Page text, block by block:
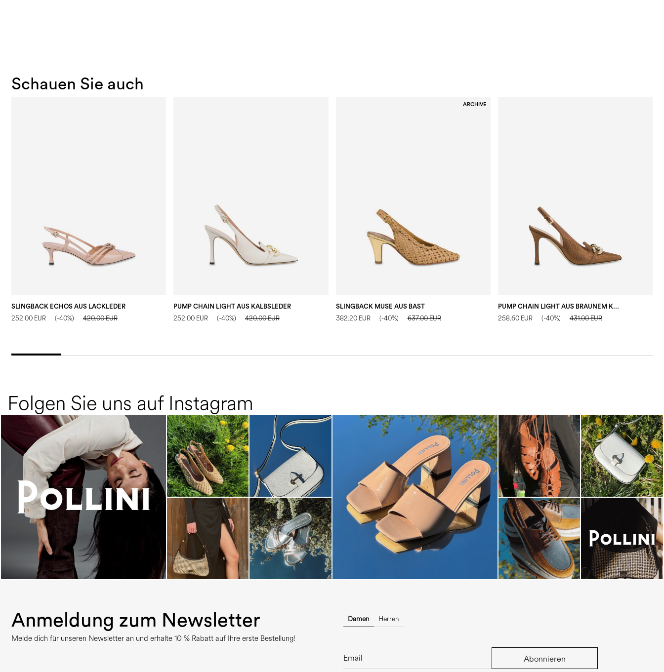
Schauen Sie auch
SLINGBACK ECHOS AUS LACKLEDER
252.00 EUR (-40%) 420.00 EUR
PUMP CHAIN LIGHT AUS KALBSLEDER
252.00 EUR (-40%) 420.00 EUR
ARCHIVE
SLINGBACK MUSE AUS BAST
382.20 EUR (-40%) 637.00 EUR
PUMP CHAIN LIGHT AUS BRAUNEM KALBSLEDER
258.60 EUR (-40%) 431.00 EUR
Folgen Sie uns auf Instagram
An ode to the house’s vibrant Italian roots, the
new...
The most-wanted mules and sandals are now on
sale. ...
Anmeldung zum Newsletter
Melde dich für unseren Newsletter an und erhalte 10 % Rabatt auf Ihre erste Bestellung!
Damen Herren
Abonnieren